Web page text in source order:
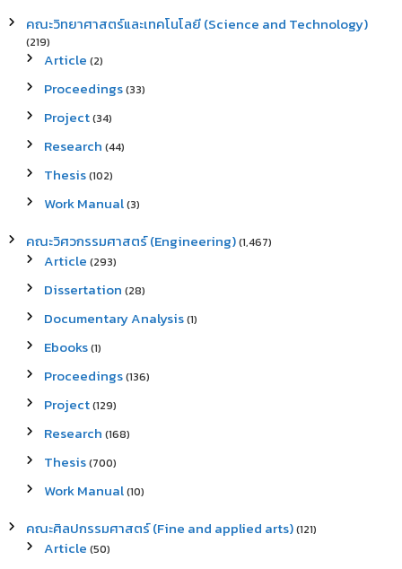
คณะวิทยาศาสตร์และเทคโนโลยี (Science and Technology)
(219)
Article (2)
Proceedings(33)
Project(34)
Research (44)
Thesis(102)
Work Manual(3)
คณะวิศวกรรมศาสตร์ (Engineering)(1,467)
Article (293)
Dissertation (28)
Documentary Analysis(1)
Ebooks(1)
Proceedings(136)
Project(129)
Research (168)
Thesis(700)
Work Manual(10)
คณะศิลปกรรมศาสตร์ (Fine and applied arts)(121)
Article (50)